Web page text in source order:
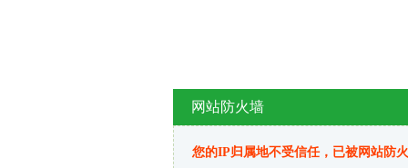
网站防火墙
您的IP归属地不受信任，已被网站防